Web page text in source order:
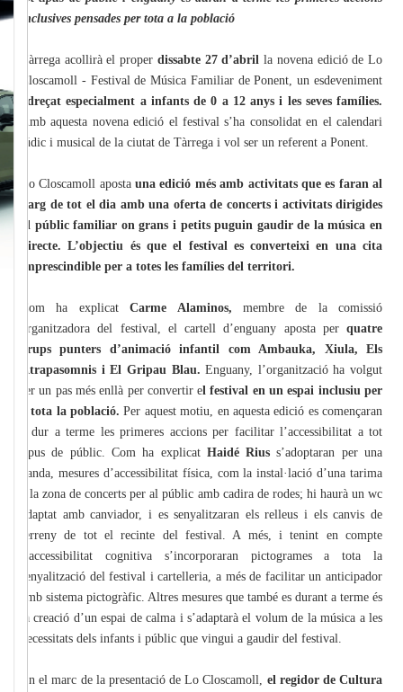
inclusives pensades per tota a la població
Tàrrega acollirà el proper dissabte 27 d’abrilla novena edició de Lo
Closcamoll - Festival de Música Familiar de Ponent, un esdeveniment
adreçat especialment a infants de 0 a 12 anys i les seves famílies.
Amb aquesta novena edició el festival s’ha consolidat en el calendari
lúdic i musical de la ciutat de Tàrrega i vol ser un referent a Ponent.
Lo Closcamoll apostauna edició més amb activitats que es faran al
llarg de tot el dia amb una oferta de concerts i activitats dirigides
al públic familiar on grans i petits puguin gaudir de la música en
directe. L’objectiu és que el festival es converteixi en una cita
imprescindible per a totes les famílies del territori.
Com ha explicatCarme Alaminos, membre de la comissió
organitzadora del festival, el cartell d’enguany aposta per quatre
grups punters d’animació infantil com Ambauka, Xiula, Els
Atrapasomnis i El Gripau Blau.Enguany, l’organització ha volgut
fer un pas més enllà per convertir el festival en un espai inclusiu per
a tota la població. Per aquest motiu, en aquesta edició es començaran
a dur a terme les primeres accions per facilitar l’accessibilitat a tot
tipus de públic. Com ha explicat Haidé Riuss’adoptaran per una
banda, mesures d’accessibilitat física, com la instal·lació d’una tarima
a la zona de concerts per al públic amb cadira de rodes; hi haurà un wc
adaptat amb canviador, i es senyalitzaran els relleus i els canvis de
terreny de tot el recinte del festival. A més, i tenint en compte
l’accessibilitat cognitiva s’incorporaran pictogrames a tota la
senyalització del festival i cartelleria, a més de facilitar un anticipador
amb sistema pictogràfic. Altres mesures que també es durant a terme és
la creació d’un espai de calma i s’adaptarà el volum de la música a les
necessitats dels infants i públic que vingui a gaudir del festival.
En el marc de la presentació de Lo Closcamoll, el regidor de Cultura